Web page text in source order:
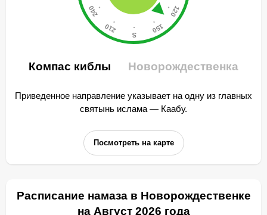
Компас киблы Новорождественка
Приведенное направление указывает на одну из главных
святынь ислама — Каабу.
Посмотреть на карте
Расписание намаза в Новорождественке
на Август 2026 года